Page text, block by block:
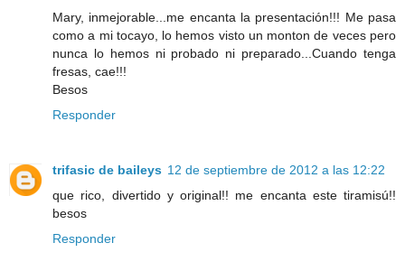
Mary, inmejorable...me encanta la presentación!!! Me pasa
como a mi tocayo, lo hemos visto un monton de veces pero
nunca lo hemos ni probado ni preparado...Cuando tenga
fresas, cae!!!
Besos
Responder
trifasic de baileys 12 de septiembre de 2012 a las 12:22
que rico, divertido y original!! me encanta este tiramisú!!
besos
Responder